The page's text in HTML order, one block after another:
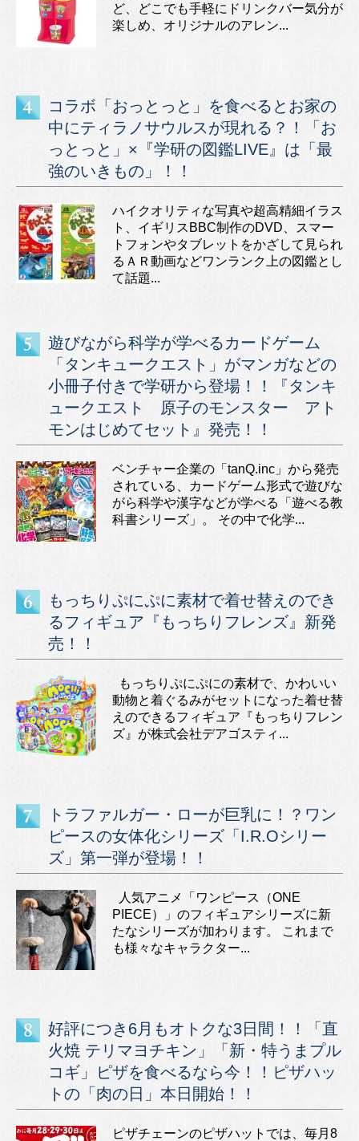
ど、どこでも手軽にドリンクバー気分が
楽しめ、オリジナルのアレン...
コラボ「おっとっと」を食べるとお家の
中にティラノサウルスが現れる？！「お
っとっと」×『学研の図鑑LIVE』は「最
強のいきもの」！！
ハイクオリティな写真や超高精細イラス
ト、イギリスBBC制作のDVD、スマー
トフォンやタブレットをかざして見られ
るＡＲ動画などワンランク上の図鑑とし
て話題...
遊びながら科学が学べるカードゲーム
「タンキュークエスト」がマンガなどの
小冊子付きで学研から登場！！『タンキ
ュークエスト 原子のモンスター アト
モンはじめてセット』発売！！
ベンチャー企業の「tanQ.inc」から発売
されている、カードゲーム形式で遊びな
がら科学や漢字などが学べる「遊べる教
科書シリーズ」。 その中で化学...
もっちりぷにぷに素材で着せ替えのでき
るフィギュア『もっちりフレンズ』新発
売！！
もっちりぷにぷにの素材で、かわいい
動物と着ぐるみがセットになった着せ替
えのできるフィギュア『もっちりフレン
ズ』が株式会社デアゴスティ...
トラファルガー・ローが巨乳に！？ワン
ピースの女体化シリーズ「I.R.Oシリー
ズ」第一弾が登場！！
人気アニメ「ワンピース（ONE
PIECE）」のフィギュアシリーズに新
たなシリーズが加わります。 これまで
も様々なキャラクター...
好評につき6月もオトクな3日間！！「直
火焼 テリマヨチキン」「新・特うまプル
コギ」ピザを食べるなら今！！ピザハッ
トの「肉の日」本日開始！！
ピザチェーンのピザハットでは、毎月8